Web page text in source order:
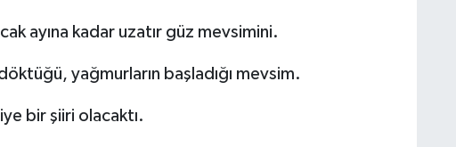
ayına kadar uzatır güz mevsimini.
yağmurların başladığı mevsim.
bir şiiri olacaktı.